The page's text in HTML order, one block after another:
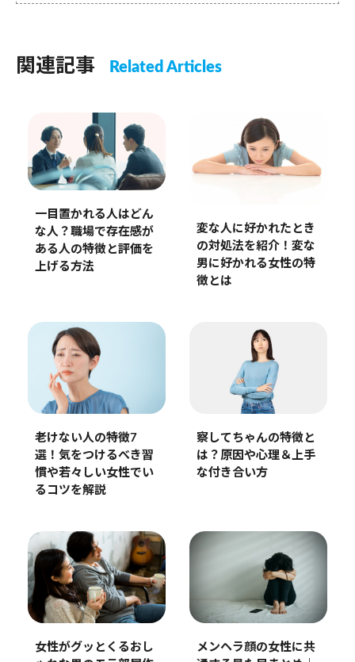
関連記事 Related Articles
一目置かれる人はどん
な人？職場で存在感が
ある人の特徴と評価を
上げる方法
変な人に好かれたとき
の対処法を紹介！変な
男に好かれる女性の特
徴とは
老けない人の特徴7
選！気をつけるべき習
慣や若々しい女性でい
るコツを解説
察してちゃんの特徴と
は？原因や心理＆上手
な付き合い方
女性がグッとくるおし
メンヘラ顔の女性に共